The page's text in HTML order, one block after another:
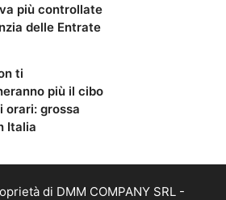
più controllate
delle Entrate
ti
più il cibo
orari: grossa
Italia
di DMM COMPANY SRL -